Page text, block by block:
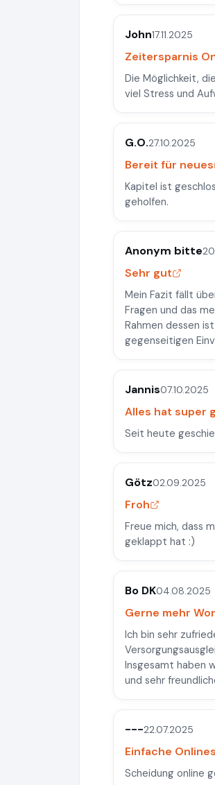
John17.11.2025
Zeitersparnis
Die Möglichkeit,
viel Stress und
G.O.27.10.2025
Bereit für neues
Kapitel ist
geholfen.
Anonym bitte
Sehr gut
Mein Fazit fällt
Fragen und das
Rahmen dessen
gegenseitigen
Jannis07.10.2025
Alles hat super
Seit heute
Götz02.09.2025
Froh
Freue mich, dass
geklappt hat :)
Bo DK04.08.2025
Gerne mehr
Ich bin sehr
Insgesamt haben
und sehr
---22.07.2025
Einfache
Scheidung online